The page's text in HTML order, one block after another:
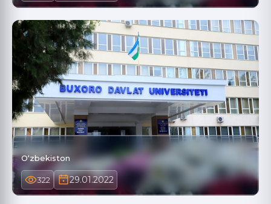
O‘zbekiston
322 29.01.2022